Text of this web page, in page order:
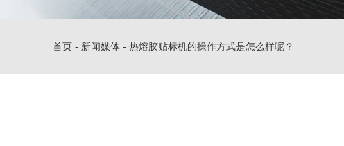
首页 - 新闻媒体 - 热熔胶贴标机的操作方式是怎么样呢？